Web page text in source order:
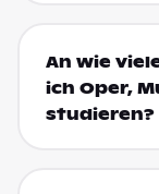
An wie
ich Oper,
studieren?